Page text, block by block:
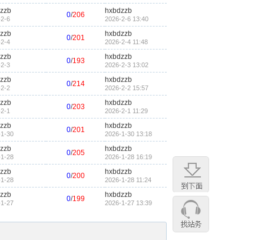
6 0/206 hxbdzzb
2026-2-6 13:40
4 0/201 hxbdzzb
2026-2-4 11:48
3 0/193 hxbdzzb
2026-2-3 13:02
2 0/214 hxbdzzb
2026-2-2 15:57
1 0/203 hxbdzzb
2026-2-1 11:29
30 0/201 hxbdzzb
2026-1-30 13:18
28 0/205 hxbdzzb
2026-1-28 16:19
28 0/200 hxbdzzb
2026-1-28 11:24
27 0/199 hxbdzzb
2026-1-27 13:39